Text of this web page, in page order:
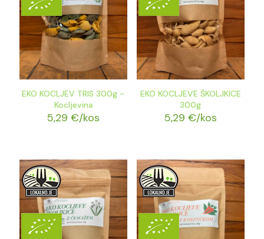
EKO KOCLJEV TRIS 300g –
Kocljevina
5,29€/kos
EKO KOCLJEVE ŠKOLJKICE
300g
5,29 €/kos